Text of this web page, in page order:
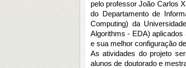
pelo professor João Carlos
do Departamento de
Computing) da
Algorithms - EDA)
e sua melhor configuração
As atividades do projeto
alunos de doutorado e